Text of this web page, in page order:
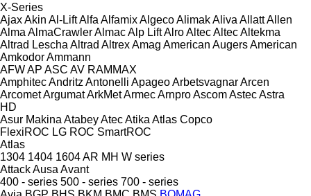
X-Series
AjaxAkin Al-LiftAlfa AlfamixAlgecoAlimakAliva AllattAllen
Alma AlmaCrawlerAlmacAlp LiftAlroAltecAltecAltekma
Altrad Lescha Altrad AltrexAmag American AugersAmerican
AmkodorAmmann
AFWAP ASC AV RAMMAX
AmphitecAndritz Antonelli ApageoArbetsvagnarArcen
ArcometArgumatArkMetArmecArnproAscomAstecAstra
HD
Asur Makina AtabeyAtecAtika Atlas Copco
FlexiROC LG ROC SmartROC
Atlas
1304 1404 1604AR MH W series
AttackAusa Avant
400 - series 500 - series 700 - series